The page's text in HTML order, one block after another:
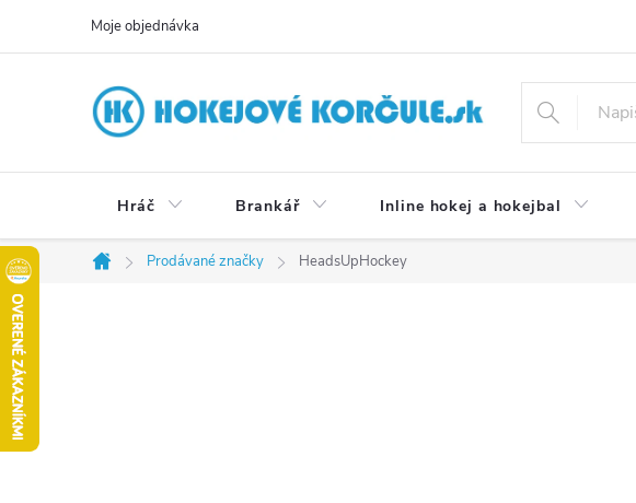
Moje objednávka
Hráč Brankář Inline hokej a hokejbal
Domů
Prodávané značky HeadsUpHockey